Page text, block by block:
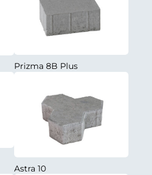
Prizma 8B Plus
Astra 10